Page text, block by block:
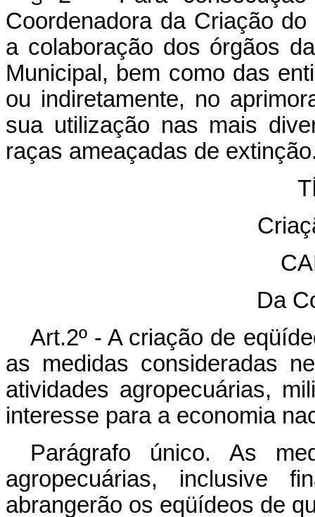
Coordenadora da Criação
a colaboração dos órgãos
Municipal, bem como das
ou indiretamente, no
sua utilização nas mais
raças ameaçadas de
Da
Art.2º - A criação de
as medidas consideradas
atividades agropecuárias,
interesse para a economia
Parágrafo único. As
agropecuárias, inclusive
abrangerão os eqüídeos de